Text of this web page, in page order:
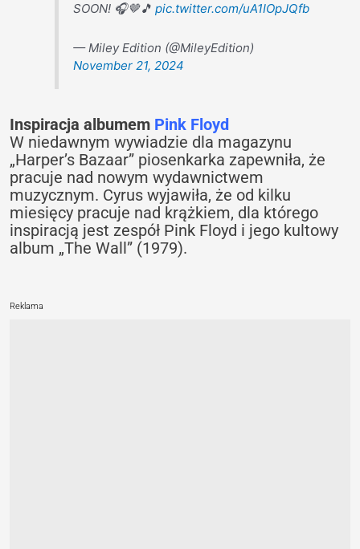
SOON! 🎧🤎🎵 pic.twitter.com/uA1IOpJQfb
— Miley Edition (@MileyEdition)
November 21, 2024
Inspiracja albumem Pink Floyd
W niedawnym wywiadzie dla magazynu
„Harper’s Bazaar” piosenkarka zapewniła, że
pracuje nad nowym wydawnictwem
muzycznym. Cyrus wyjawiła, że od kilku
miesięcy pracuje nad krążkiem, dla którego
inspiracją jest zespół Pink Floyd i jego kultowy
album „The Wall” (1979).
Reklama